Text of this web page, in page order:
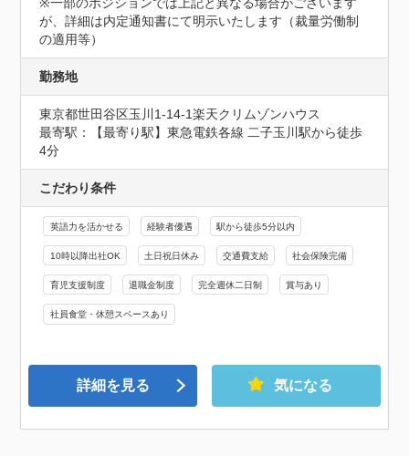
が、詳細は内定通知書にて明示いたします（裁量労働制
の適用等）
勤務地
東京都世田谷区玉川1-14-1楽天クリムゾンハウス
最寄駅：【最寄り駅】東急電鉄各線 二子玉川駅から徒歩
4分
こだわり条件
英語力を活かせる 経験者優遇 駅から徒歩5分以内
10時以降出社OK 土日祝日休み 交通費支給 社会保険完備
育児支援制度 退職金制度 完全週休二日制 賞与あり
社員食堂・休憩スペースあり
詳細を見る 気になる